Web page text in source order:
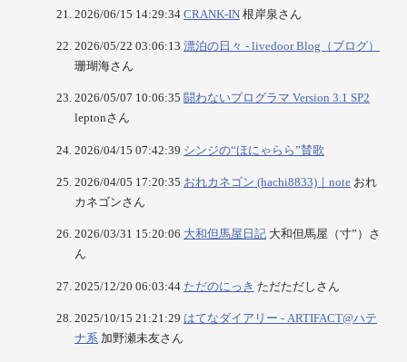
2026/06/15 14:29:34 CRANK-IN 根岸泉さん
2026/05/22 03:06:13 漂泊の日々 - livedoor Blog（ブログ）
珊瑚海さん
2026/05/07 10:06:35 闘わないプログラマ Version 3.1 SP2
leptonさん
2026/04/15 07:42:39 シンジの“ほにゃらら”賛歌
2026/04/05 17:20:35 おれカネゴン (hachi8833)｜note おれ
カネゴンさん
2026/03/31 15:20:06 大和但馬屋日記 大和但馬屋（寸”）さ
ん
2025/12/20 06:03:44 ただのにっき ただただしさん
2025/10/15 21:21:29 はてなダイアリー - ARTIFACT@ハテ
ナ系 加野瀬未友さん